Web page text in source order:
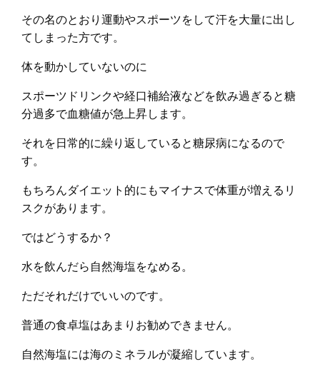
その名のとおり運動やスポーツをして汗を大量に出し
てしまった方です。
体を動かしていないのに
スポーツドリンクや経口補給液などを飲み過ぎると糖
分過多で血糖値が急上昇します。
それを日常的に繰り返していると糖尿病になるので
す。
もちろんダイエット的にもマイナスで体重が増えるリ
スクがあります。
ではどうするか？
水を飲んだら自然海塩をなめる。
ただそれだけでいいのです。
普通の食卓塩はあまりお勧めできません。
自然海塩には海のミネラルが凝縮しています。